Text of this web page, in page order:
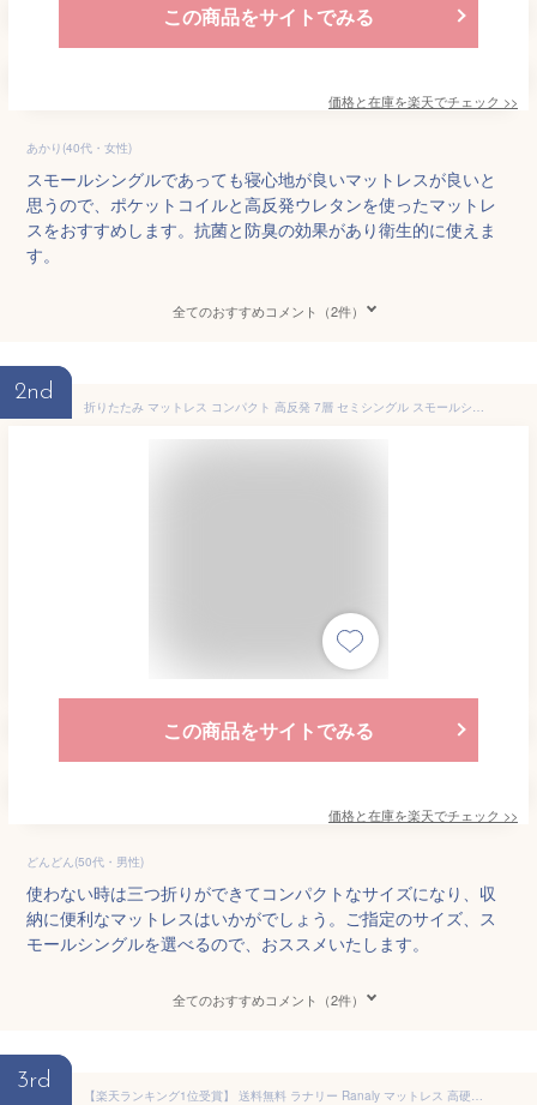
この商品をサイトでみる
価格と在庫を楽天でチェック >>
あかり(40代・女性)
スモールシングルであっても寝心地が良いマットレスが良いと
思うので、ポケットコイルと高反発ウレタンを使ったマットレ
スをおすすめします。抗菌と防臭の効果があり衛生的に使えま
す。
全てのおすすめコメント（2件）
2nd
折りたたみ マットレス コンパクト 高反発 7層 セミシングル スモールシングル メッシュ夏仕様 3分割式 腰痛対策 マットレス マットレス 密度35D 高反発ウレタンマット 三つ折り マットレス 3つ折り 敷き布団 150ニュートン(150N) 【QSM-200】夏冬快適マットレス キッズ
この商品をサイトでみる
価格と在庫を楽天でチェック >>
どんどん(50代・男性)
使わない時は三つ折りができてコンパクトなサイズになり、収
納に便利なマットレスはいかがでしょう。ご指定のサイズ、ス
モールシングルを選べるので、おススメいたします。
全てのおすすめコメント（2件）
3rd
【楽天ランキング1位受賞】 送料無料 ラナリー Ranaly マットレス 高硬度 6つ折り 折り畳み コンパクト 持ち運び 軽量 収納 硬め キャンプ アウトドア 車中泊 お昼寝 ごろ寝 来客用 日本製 メーカー直販 アーケム ブリヂストン